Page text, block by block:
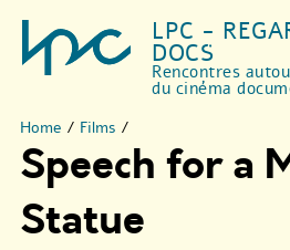
LPC -
DOCS
Rencontres
du cinéma
Home / Films /
Speech for a
Statue